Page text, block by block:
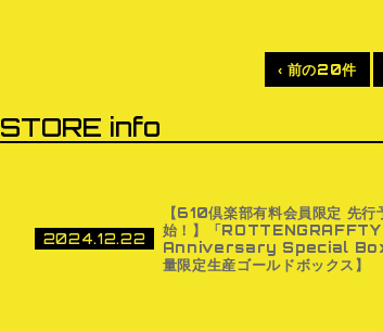
‹ 前の20件
STORE info
2024.12.22
【610倶楽部有料会員限定 先⾏
始！】「
Anniversary Special Box
量限定生産ゴールドボックス】